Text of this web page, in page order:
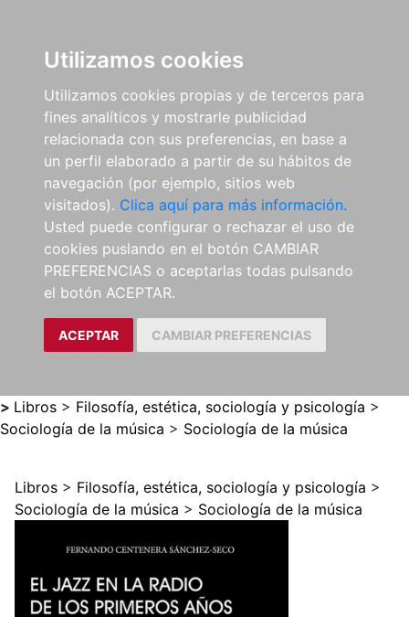
Utilizamos cookies
Utilizamos cookies propias y de terceros para
fines analíticos y mostrarle publicidad
relacionada con sus preferencias, en base a
un perfil elaborado a partir de su hábitos de
navegación (por ejemplo, sitios web
visitados). Clica aquí para más información.
Usted puede configurar o rechazar el uso de
cookies puslando en el botón CAMBIAR
PREFERENCIAS o aceptarlas todas pulsando
el botón ACEPTAR.
ACEPTAR CAMBIAR PREFERENCIAS
> Libros > Filosofía, estética, sociología y psicología >
Sociología de la música > Sociología de la música
Libros > Filosofía, estética, sociología y psicología >
Sociología de la música > Sociología de la música